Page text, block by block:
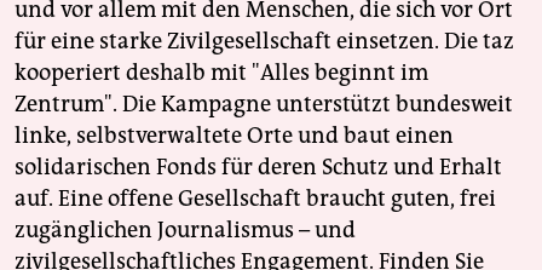
und vor allem mit den Menschen, die sich vor Ort
für eine starke Zivilgesellschaft einsetzen. Die taz
kooperiert deshalb mit "Alles beginnt im
Zentrum". Die Kampagne unterstützt bundesweit
linke, selbstverwaltete Orte und baut einen
solidarischen Fonds für deren Schutz und Erhalt
auf. Eine offene Gesellschaft braucht guten, frei
zugänglichen Journalismus – und
zivilgesellschaftliches Engagement. Finden Sie